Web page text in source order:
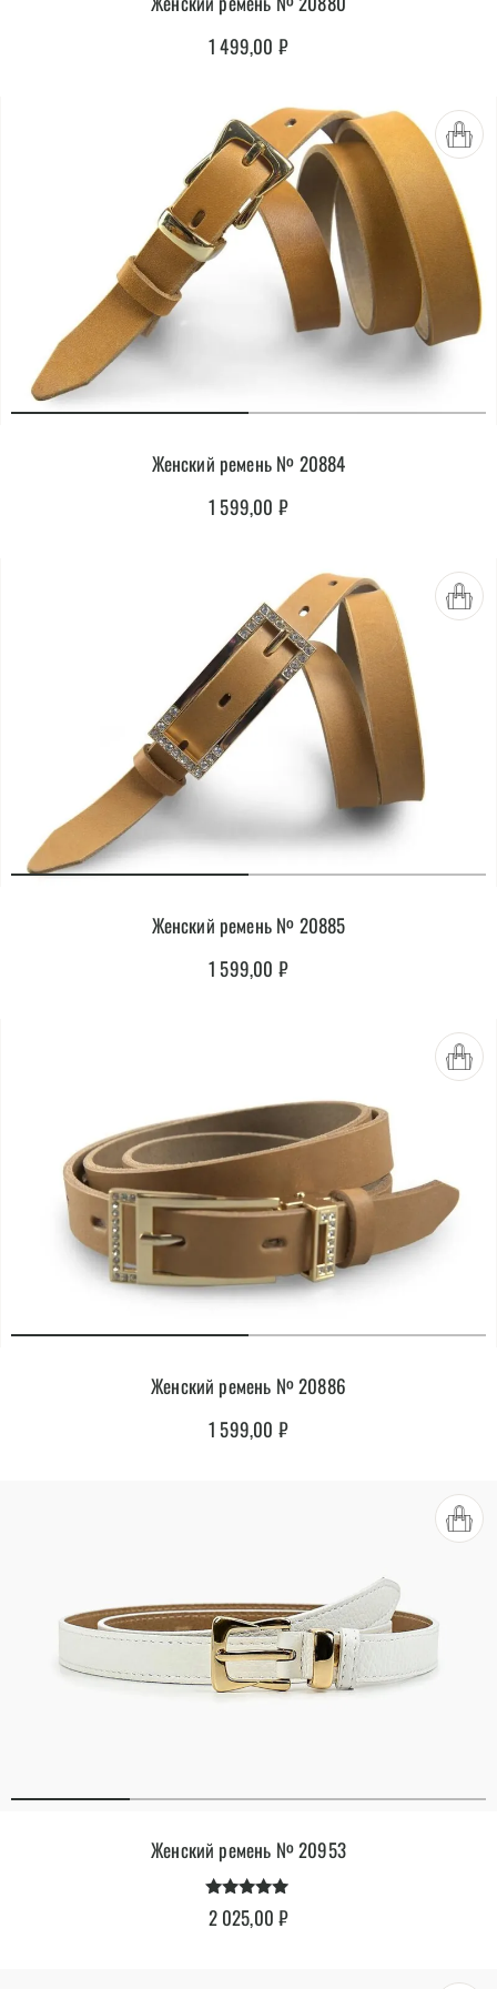
1 499,00 ₽
Женский ремень № 20884
1 599,00 ₽
Женский ремень № 20885
1 599,00 ₽
Женский ремень № 20886
1 599,00 ₽
Женский ремень № 20953
Оценка
4.79
2 025,00₽